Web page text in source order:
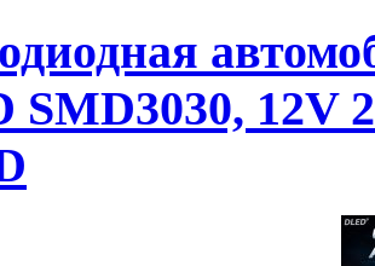
SMD3030, 12V